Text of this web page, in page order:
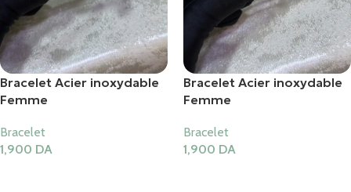
Bracelet Acier inoxydable
Femme
Bracelet
1,900 DA
Bracelet Acier inoxydable
Femme
Bracelet
1,900 DA